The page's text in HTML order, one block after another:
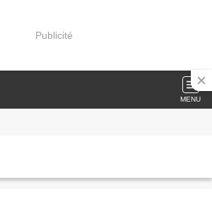
Publicité
MENU